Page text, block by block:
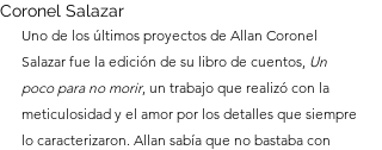
Coronel Salazar
Uno de los últimos proyectos de Allan Coronel
Salazar fue la edición de su libro de cuentos, Un
poco para no morir, un trabajo que realizó con la
meticulosidad y el amor por los detalles que siempre
lo caracterizaron. Allan sabía que no bastaba con